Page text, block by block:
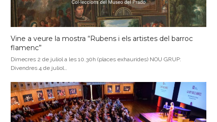
Vine a veure la mostra “Rubens i els artistes del barroc
flamenc”
Dimecres 2 de juliol a les 10.30h (places exhaurides) NOU GRUP:
Divendres 4 de juliol…